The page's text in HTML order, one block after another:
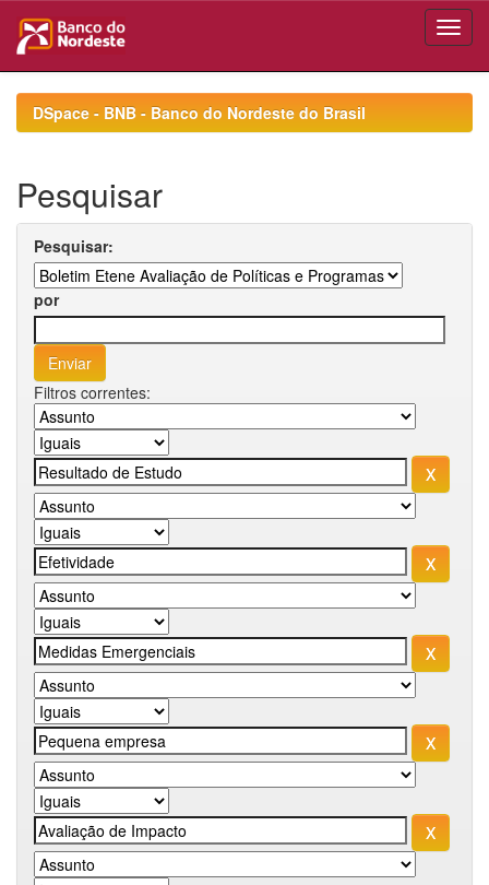
navigationDSpace - BNB - Banco do Nordeste do Brasil
Pesquisar
Pesquisar:
por
Filtros correntes: